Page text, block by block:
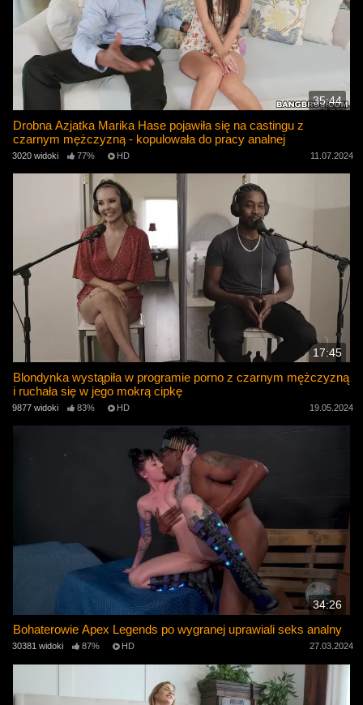
35:44
Drobna Azjatka Marika Hase pojawiła się na castingu z
czarnym mężczyzną - kopulowała do pracy analnej
3020 widoki 77% HD 11.07.2024
17:45
Blondynka wystąpiła w programie porno z czarnym mężczyzną
i ruchała się w jego mokrą cipkę
9877 widoki 83% HD 19.05.2024
34:26
Bohaterowie Apex Legends po wygranej uprawiali seks analny
30381 widoki 87% HD 27.03.2024